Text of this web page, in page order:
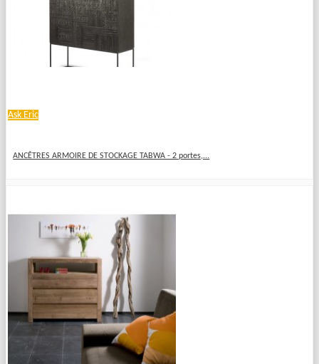
Ask Eric
ANCÊTRES ARMOIRE DE STOCKAGE TABWA - 2 portes,...